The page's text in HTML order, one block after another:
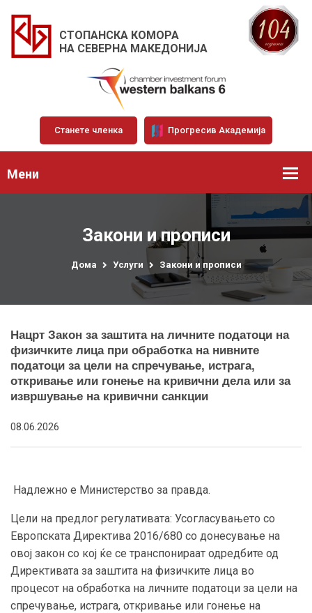
СТОПАНСКА КОМОРА
НА СЕВЕРНА МАКЕДОНИЈА
Станете членка Прогресив Академија
Мени
Закони и прописи
Дома Услуги Закони и прописи
Нацрт Закон за заштита на личните податоци на
физичките лица при обработка на нивните
податоци за цели на спречување, истрага,
откривање или гонење на кривични дела или за
извршување на кривични санкции
08.06.2026
Надлежно е Министерство за правда.
Цели на предлог регулативата: Усогласувањето со
Европската Директива 2016/680 со донесување на
овој закон со кој ќе се транспонираат одредбите од
Директивата за заштита на физичките лица во
процесот на обработка на личните податоци за цели на
спречување, истрага, откривање или гонење на